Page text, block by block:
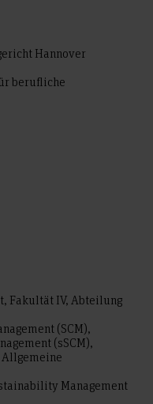
Hannover
berufliche
Fakultät IV, Abteilung
(SCM),
(sSCM),
Management